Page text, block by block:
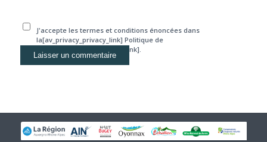
J'accepte les termes et conditions énoncées dans
la[av_privacy_privacy_link] Politique de
confidentialité[/av_privacy_link].